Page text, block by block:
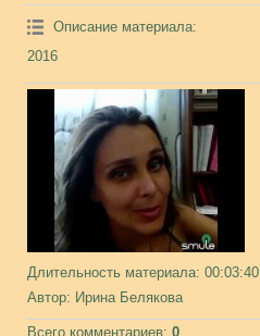
Описание материала:
2016
Длительность материала: 00:03:40
Автор: Ирина Белякова
Всего комментариев: 0